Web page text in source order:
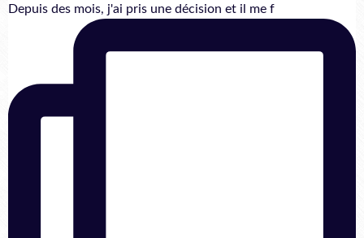
Depuis des mois, j'ai pris une décision et il me f